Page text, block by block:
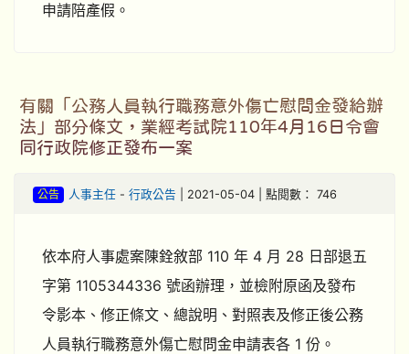
申請陪產假。
有關「公務人員執行職務意外傷亡慰問金發給辦
法」部分條文，業經考試院110年4月16日令會
同行政院修正發布一案
公告 人事主任- 行政公告 | 2021-05-04 | 點閱數： 746
依本府人事處案陳銓敘部 110 年 4 月 28 日部退五
字第 1105344336 號函辦理，並檢附原函及發布
令影本、修正條文、總說明、對照表及修正後公務
人員執行職務意外傷亡慰問金申請表各 1 份。